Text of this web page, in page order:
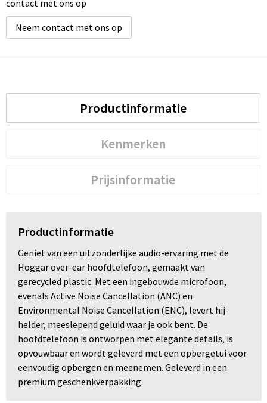
contact met ons op
Neem contact met ons op
Productinformatie
Kenmerken
Prijsinformatie
Productinformatie
Geniet van een uitzonderlijke audio-ervaring met de
Hoggar over-ear hoofdtelefoon, gemaakt van
gerecycled plastic. Met een ingebouwde microfoon,
evenals Active Noise Cancellation (ANC) en
Environmental Noise Cancellation (ENC), levert hij
helder, meeslepend geluid waar je ook bent. De
hoofdtelefoon is ontworpen met elegante details, is
opvouwbaar en wordt geleverd met een opbergetui voor
eenvoudig opbergen en meenemen. Geleverd in een
premium geschenkverpakking.